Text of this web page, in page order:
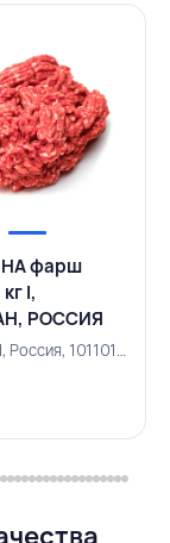
фарш
I,
РОССИЯ
ФЛАГМАН, Россия, 101101604